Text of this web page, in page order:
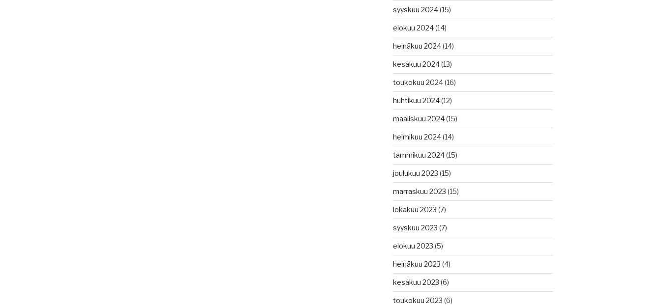
syyskuu 2024(15)
elokuu 2024(14)
heinäkuu 2024(14)
kesäkuu 2024(13)
toukokuu 2024(16)
huhtikuu 2024(12)
maaliskuu 2024(15)
helmikuu 2024(14)
tammikuu 2024(15)
joulukuu 2023 (15)
marraskuu 2023 (15)
lokakuu 2023 (7)
syyskuu 2023 (7)
elokuu 2023 (5)
heinäkuu 2023 (4)
kesäkuu 2023 (6)
toukokuu 2023 (6)